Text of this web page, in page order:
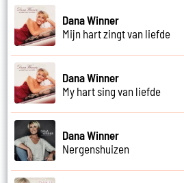
Dana Winner
Mijn hart zingt van liefde
Dana Winner
My hart sing van liefde
Dana Winner
Nergenshuizen